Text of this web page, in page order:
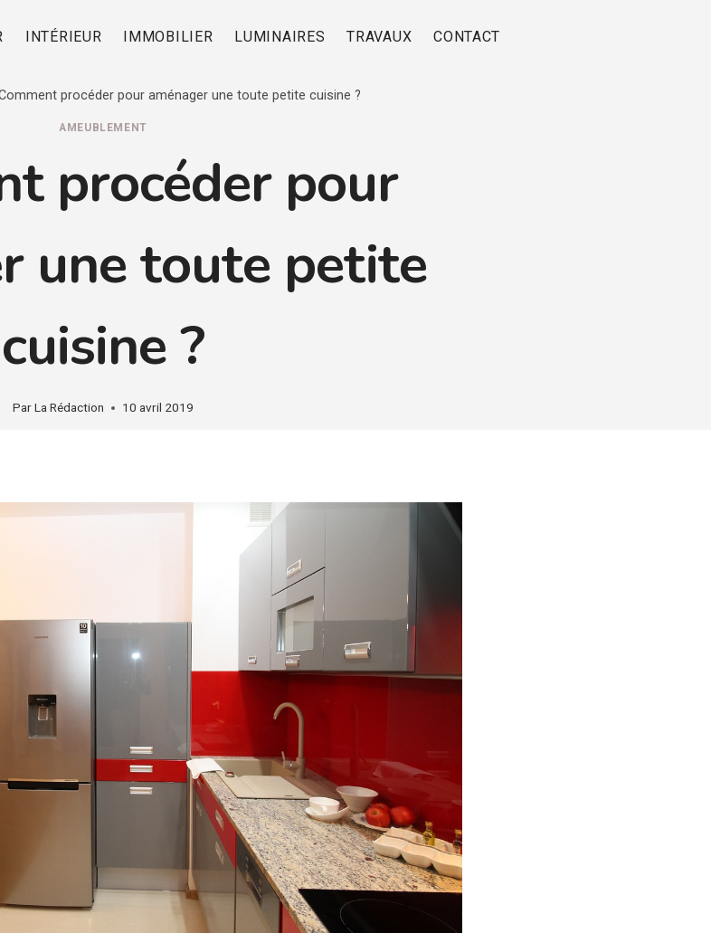
INTÉRIEUR IMMOBILIER LUMINAIRES TRAVAUX CONTACT
procéder pour aménager une toute petite cuisine ?
AMEUBLEMENT
procéder pour
une toute petite
cuisine ?
ParLa Rédaction 10 avril 2019